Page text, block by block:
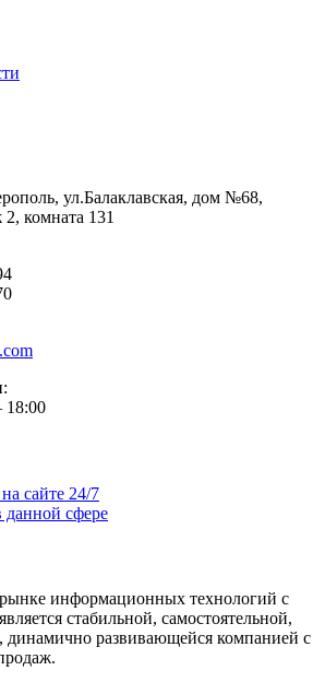
ул.Балаклавская, дом №68,
комната 131
:
18:00
сайте 24/7
сфере
информационных технологий с
стабильной, самостоятельной,
динамично развивающейся компанией с